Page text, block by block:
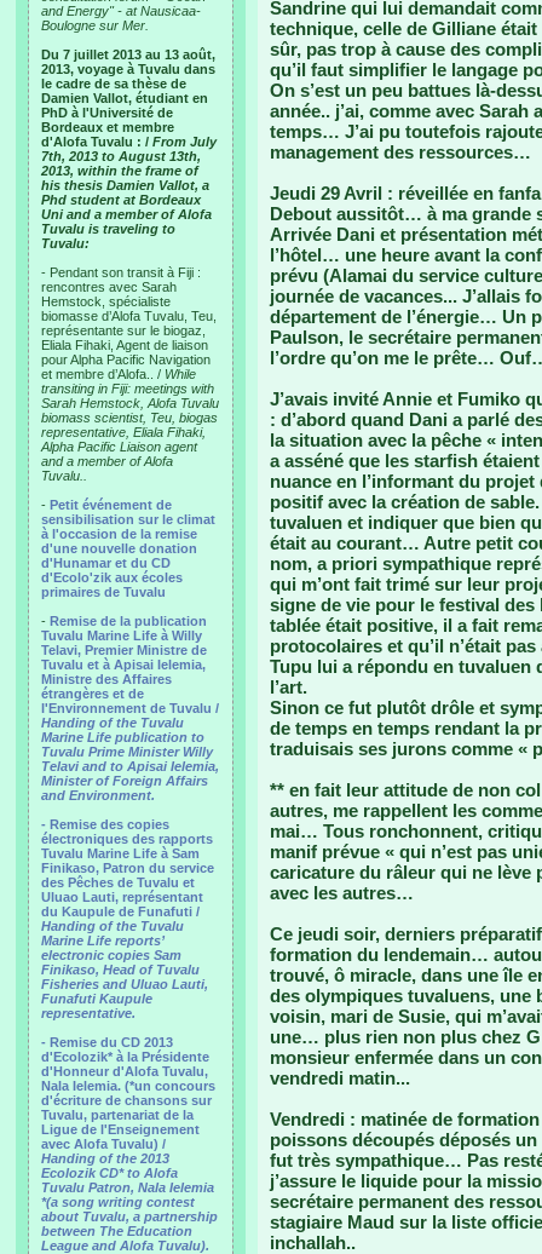
and Energy" - at Nausicaa-
Boulogne sur Mer.
Du 7 juillet 2013 au 13 août,
2013, voyage à Tuvalu dans
le cadre de sa thèse de
Damien Vallot, étudiant en
PhD à l'Université de
Bordeaux et membre
d'Alofa Tuvalu : / From July
7th, 2013 to August 13th,
2013, within the frame of
his thesis Damien Vallot, a
Phd student at Bordeaux
Uni and a member of Alofa
Tuvalu is traveling to
Tuvalu:
- Pendant son transit à Fiji :
rencontres avec Sarah
Hemstock, spécialiste
biomasse d’Alofa Tuvalu, Teu,
représentante sur le biogaz,
Eliala Fihaki, Agent de liaison
pour Alpha Pacific Navigation
et membre d’Alofa.. / While
transiting in Fiji: meetings with
Sarah Hemstock, Alofa Tuvalu
biomass scientist, Teu, biogas
representative, Eliala Fihaki,
Alpha Pacific Liaison agent
and a member of Alofa
Tuvalu..
- Petit événement de
sensibilisation sur le climat
à l'occasion de la remise
d'une nouvelle donation
d'Hunamar et du CD
d'Ecolo'zik aux écoles
primaires de Tuvalu
- Remise de la publication
Tuvalu Marine Life à Willy
Telavi, Premier Ministre de
Tuvalu et à Apisai Ielemia,
Ministre des Affaires
étrangères et de
l'Environnement de Tuvalu /
Handing of the Tuvalu
Marine Life publication to
Tuvalu Prime Minister Willy
Telavi and to Apisai Ielemia,
Minister of Foreign Affairs
and Environment.
- Remise des copies
électroniques des rapports
Tuvalu Marine Life à Sam
Finikaso, Patron du service
des Pêches de Tuvalu et
Uluao Lauti, représentant
du Kaupule de Funafuti /
Handing of the Tuvalu
Marine Life reports’
electronic copies Sam
Finikaso, Head of Tuvalu
Fisheries and Uluao Lauti,
Funafuti Kaupule
representative.
- Remise du CD 2013
d'Ecolozik* à la Présidente
d'Honneur d'Alofa Tuvalu,
Nala Ielemia. (*un concours
d'écriture de chansons sur
Tuvalu, partenariat de la
Ligue de l'Enseignement
avec Alofa Tuvalu) /
Handing of the 2013
Ecolozik CD* to Alofa
Tuvalu Patron, Nala Ielemia
*(a song writing contest
about Tuvalu, a partnership
between The Education
League and Alofa Tuvalu).
Sandrine qui lui demandait
technique, celle de Gilliane
sûr, pas trop à cause des
qu’il faut simplifier le langage
On s’est un peu battues là-
année.. j’ai, comme avec Sarah
temps… J’ai pu toutefois
management des ressources…
Jeudi 29 Avril : réveillée en
Debout aussitôt… à ma
Arrivée Dani et présentation
l’hôtel… une heure avant la
prévu (Alamai du service
journée de vacances... J’allais
département de l’énergie… Un
Paulson, le secrétaire
l’ordre qu’on me le prête…
J’avais invité Annie et Fumiko
: d’abord quand Dani a parlé
la situation avec la pêche «
a asséné que les starfish
nuance en l’informant du
positif avec la création de
tuvaluen et indiquer que bien
était au courant… Autre petit
nom, a priori sympathique
qui m’ont fait trimé sur leur
signe de vie pour le festival
tablée était positive, il a fait
protocolaires et qu’il n’était
Tupu lui a répondu en tuvaluen
l’art.
Sinon ce fut plutôt drôle et
de temps en temps rendant la
traduisais ses jurons comme «
** en fait leur attitude de non
autres, me rappellent les
mai… Tous ronchonnent,
manif prévue « qui n’est pas
caricature du râleur qui ne
avec les autres…
Ce jeudi soir, derniers
formation du lendemain…
trouvé, ô miracle, dans une île
des olympiques tuvaluens,
voisin, mari de Susie, qui
une… plus rien non plus chez
monsieur enfermée dans un
vendredi matin...
Vendredi : matinée de
poissons découpés déposés
fut très sympathique… Pas
j’assure le liquide pour la
secrétaire permanent des
stagiaire Maud sur la liste
inchallah..